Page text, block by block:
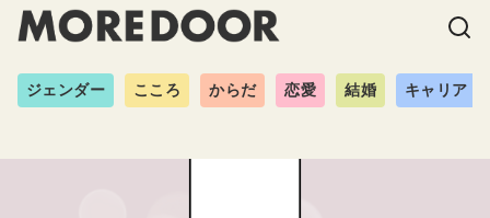
ジェンダー こころ からだ 恋愛 結婚 キャリア